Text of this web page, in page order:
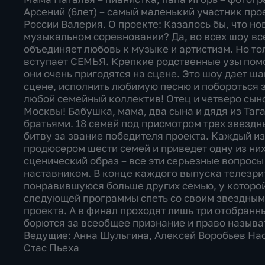
Арсений (6лет) – самый маленький участник
России Валерия. О проекте: Казалось бы, что
музыкальном соревновании? Да, во всех шоу
объединяет любовь к музыке и артистизм. Но
вступает СЕМЬЯ. Крепкие родственные узы
они очень пригодятся на сцене. Это шоу дает
сцене, исполнить любимую песню и побороться
любой семейный коллектив! Отец и четверо
Москвы! Бабушка, мама, два сына и дядя из
братьями. 18 семей под присмотром трех
битву за звание победителя проекта. Каждый
продюсером шести семей и приведет одну из
сценический образ – все эти серьезные
наставником. В конце каждого выпуска
понравившуюся больше других семью, у
следующей программы спеть со своим
проекта. А в финал проходят лишь три
борются за всеобщее признание и право
Ведущие: Анна Шульгина, Алексей Воробьев
Стас Пьеха